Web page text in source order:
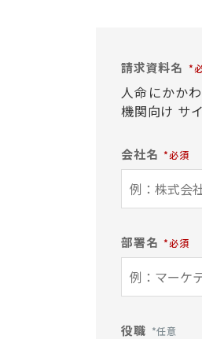
請求資料名
人命にかか
機関向け サ
会社名
部署名
役職